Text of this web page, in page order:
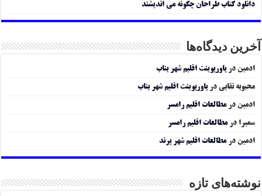
دانلود کتاب طراحان چگونه می اندیشند
آخرین دیدگاه‌ها
ادمین درپاورپوینت اقلیم شهر بناب
محبوبه نقابی درپاورپوینت اقلیم شهر بناب
ادمین درمطالعات اقلیم رامسر
سمیرا درمطالعات اقلیم رامسر
ادمین درمطالعات اقلیم شهر پرند
نوشته‌های تازه